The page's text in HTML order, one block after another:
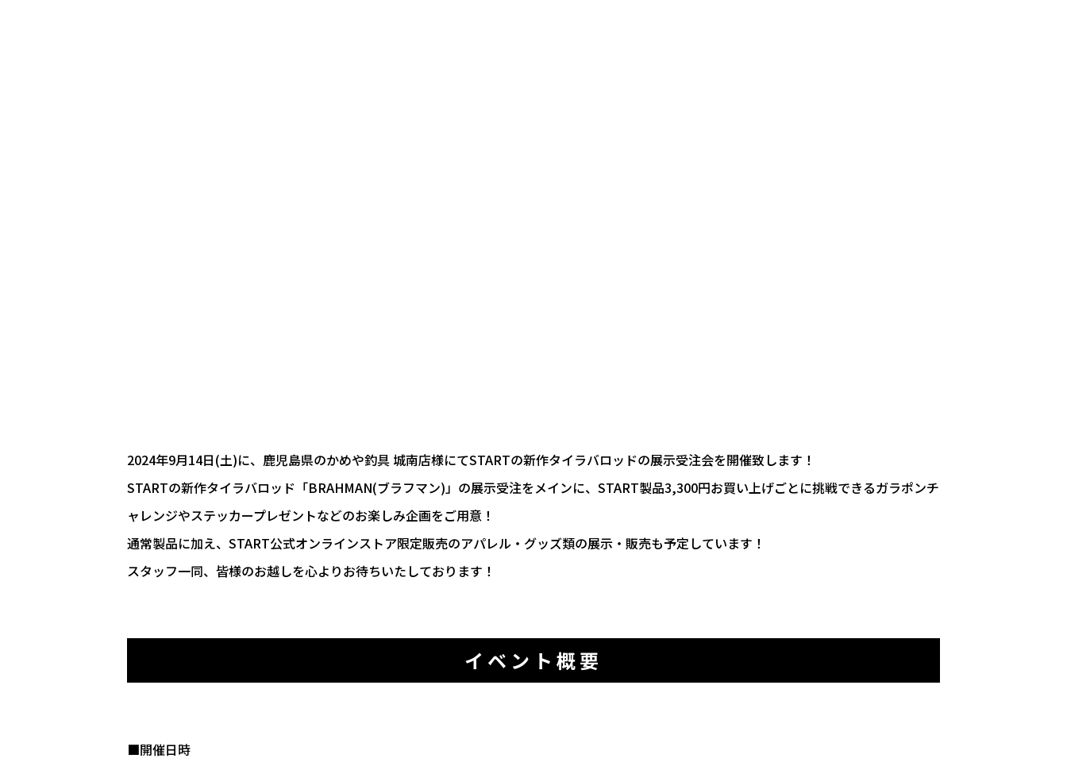
2024年9月14日(土)に、鹿児島県のかめや釣具 城南店様にてSTARTの新作タイラバロッドの展示受注会を開催致します！
STARTの新作タイラバロッド「BRAHMAN(ブラフマン)」の展示受注をメインに、START製品3,300円お買い上げごとに挑戦できるガラポンチ
ャレンジやステッカープレゼントなどのお楽しみ企画をご用意！
通常製品に加え、START公式オンラインストア限定販売のアパレル・グッズ類の展示・販売も予定しています！
スタッフ一同、皆様のお越しを心よりお待ちいたしております！
イベント概要
■開催日時